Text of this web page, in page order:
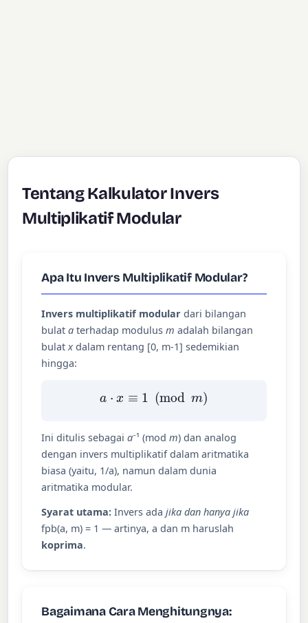
Tentang Kalkulator Invers
Multiplikatif Modular
Apa Itu Invers Multiplikatif Modular?
Invers multiplikatif modular dari bilangan
bulata terhadap modulusm adalah bilangan
bulatx dalam rentang [0, m-1] sedemikian
hingga:
a x≡ 1(modm)
Ini ditulis sebagaia⁻¹ (modm) dan analog
dengan invers multiplikatif dalam aritmatika
biasa (yaitu, 1/a), namun dalam dunia
aritmatika modular.
Syarat utama: Invers adajika dan hanya jika
fpb(a, m) = 1 — artinya, a dan m haruslah
koprima.
Bagaimana Cara Menghitungnya: